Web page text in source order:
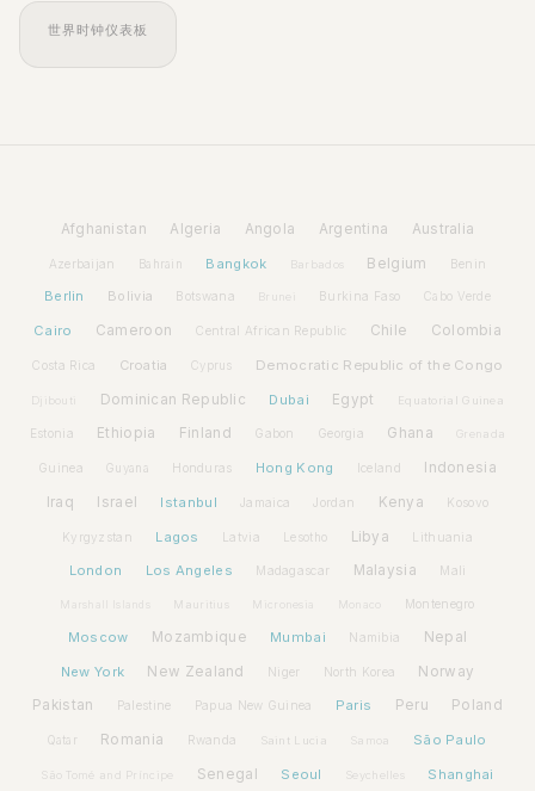
世界时钟仪表板
Afghanistan Algeria Angola Argentina Australia
Azerbaijan Bahrain Bangkok Barbados Belgium Benin
Berlin Bolivia Botswana Brunei Burkina Faso Cabo Verde
Cairo Cameroon Central African Republic Chile Colombia
Costa Rica Croatia Cyprus Democratic Republic of the Congo
Djibouti Dominican Republic Dubai Egypt Equatorial Guinea
Estonia Ethiopia Finland Gabon Georgia Ghana Grenada
Guinea Guyana Honduras Hong Kong Iceland Indonesia
Iraq Israel Istanbul Jamaica Jordan Kenya Kosovo
Kyrgyzstan Lagos Latvia Lesotho Libya Lithuania
London Los Angeles Madagascar Malaysia Mali
Marshall Islands Mauritius Micronesia Monaco Montenegro
Moscow Mozambique Mumbai Namibia Nepal
New York New Zealand Niger North Korea Norway
Pakistan Palestine Papua New Guinea Paris Peru Poland
Qatar Romania Rwanda Saint Lucia Samoa São Paulo
São Tomé and Príncipe Senegal Seoul Seychelles Shanghai